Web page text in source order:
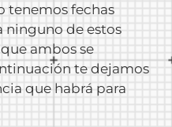
tenemos fechas
ninguno de estos
ambos se
te dejamos
que habrá para